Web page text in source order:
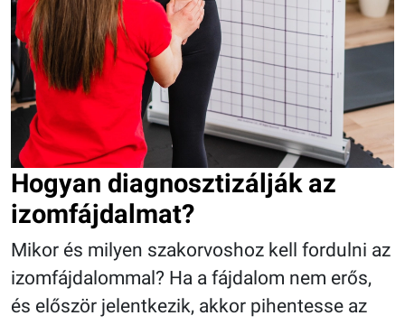
Hogyan diagnosztizálják az
izomfájdalmat?
Mikor és milyen szakorvoshoz kell fordulni az
izomfájdalommal? Ha a fájdalom nem erős,
és először jelentkezik, akkor pihentesse az